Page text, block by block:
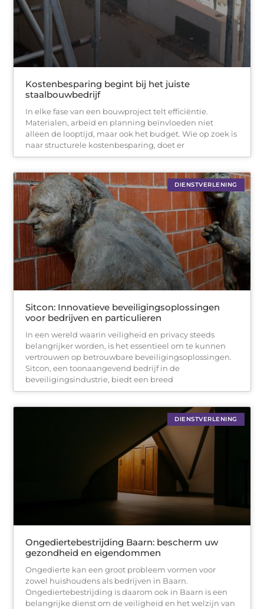
Kostenbesparing begint bij het juiste
staalbouwbedrijf
In elke fase van een bouwproject telt efficiëntie.
Materialen, arbeid en planning beïnvloeden niet
alleen de looptijd, maar ook het budget. Wie op zoek is
naar structurele kostenbesparing, doet er
DIENSTVERLENING
Sitcon: Innovatieve beveiligingsoplossingen
voor bedrijven en particulieren
In een wereld waarin veiligheid en privacy steeds
belangrijker worden, is het essentieel om te kunnen
vertrouwen op betrouwbare beveiligingsoplossingen.
Sitcon, een toonaangevend bedrijf in de
beveiligingsindustrie, biedt een breed
DIENSTVERLENING
Ongediertebestrijding Baarn: bescherm uw
gezondheid en eigendommen
Ongedierte kan een groot probleem vormen voor
zowel huishoudens als bedrijven in Baarn.
Ongediertebestrijding is daarom ook in Baarn is een
belangrijke dienst om de veiligheid en het welzijn van